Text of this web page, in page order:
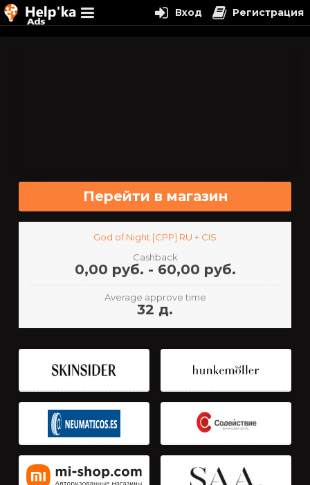
Перейти в магазин
God of Night [CPP] RU + CIS
Cashback
0,00 руб. - 60,00 руб.
Average approve time
32 д.
Вход Регистрация